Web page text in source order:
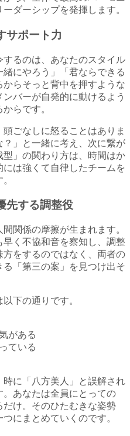
ダーシップを発揮します。
サポート力
するのは、あなたのスタイル
にやろう」「君ならできる
らそっと背中を押すような
バーが自発的に動けるよう
らです。
ごなしに怒ることはありま
」と一緒に考え、次に繋が
」の関わり方は、時間はか
は強くて自律したチームを
先する調整役
関係の摩擦が生まれます。
く不協和音を察知し、調整
をするのではなく、両者の
「第三の案」を見つけ出そ
下の通りです。
がある
ている
に「八方美人」と誤解され
あなたは全員にとっての
だけ。そのひたむきな姿勢
にまとめていくのです。